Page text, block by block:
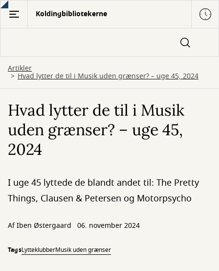
Gå
hovedindhold
Koldingbibliotekerne
Artikler
Hvad lytter de til i Musik uden grænser? – uge 45, 2024
Hvad lytter de til i Musik
uden grænser? – uge 45,
2024
I uge 45 lyttede de blandt andet til: The Pretty
Things, Clausen & Petersen og Motorpsycho
Af Iben Østergaard 06. november 2024
TagsLytteklubberMusik uden grænser